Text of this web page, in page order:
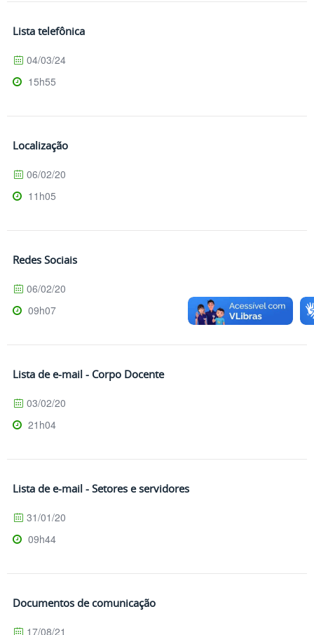
Lista telefônica
04/03/24
15h55
Localização
06/02/20
11h05
Redes Sociais
06/02/20
09h07
Lista de e-mail - Corpo Docente
03/02/20
21h04
Lista de e-mail - Setores e servidores
31/01/20
09h44
Documentos de comunicação
17/08/21